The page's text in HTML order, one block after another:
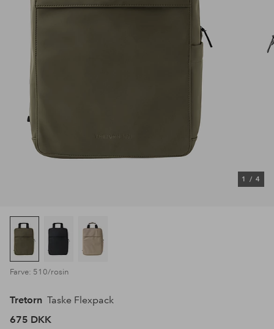
1 / 4
Farve: 510/rosin
Tretorn Taske Flexpack
675 DKK